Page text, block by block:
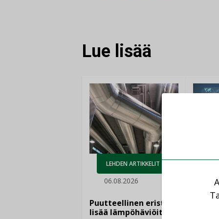
Lue lisää
LEHDEN ARTIKKELIT
06.08.2026
Puutteellinen eristys
lisää lämpöhäviöitä